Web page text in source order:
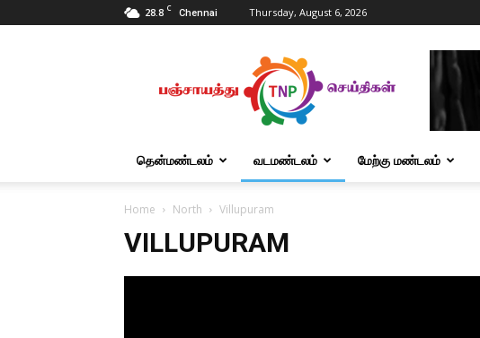
28.8 C Chennai Thursday, August 6, 2026
Tnpanchayat
தென்மண்டலம் வடமண்டலம் மேற்கு மண்டலம்
Home North Villupuram
VILLUPURAM